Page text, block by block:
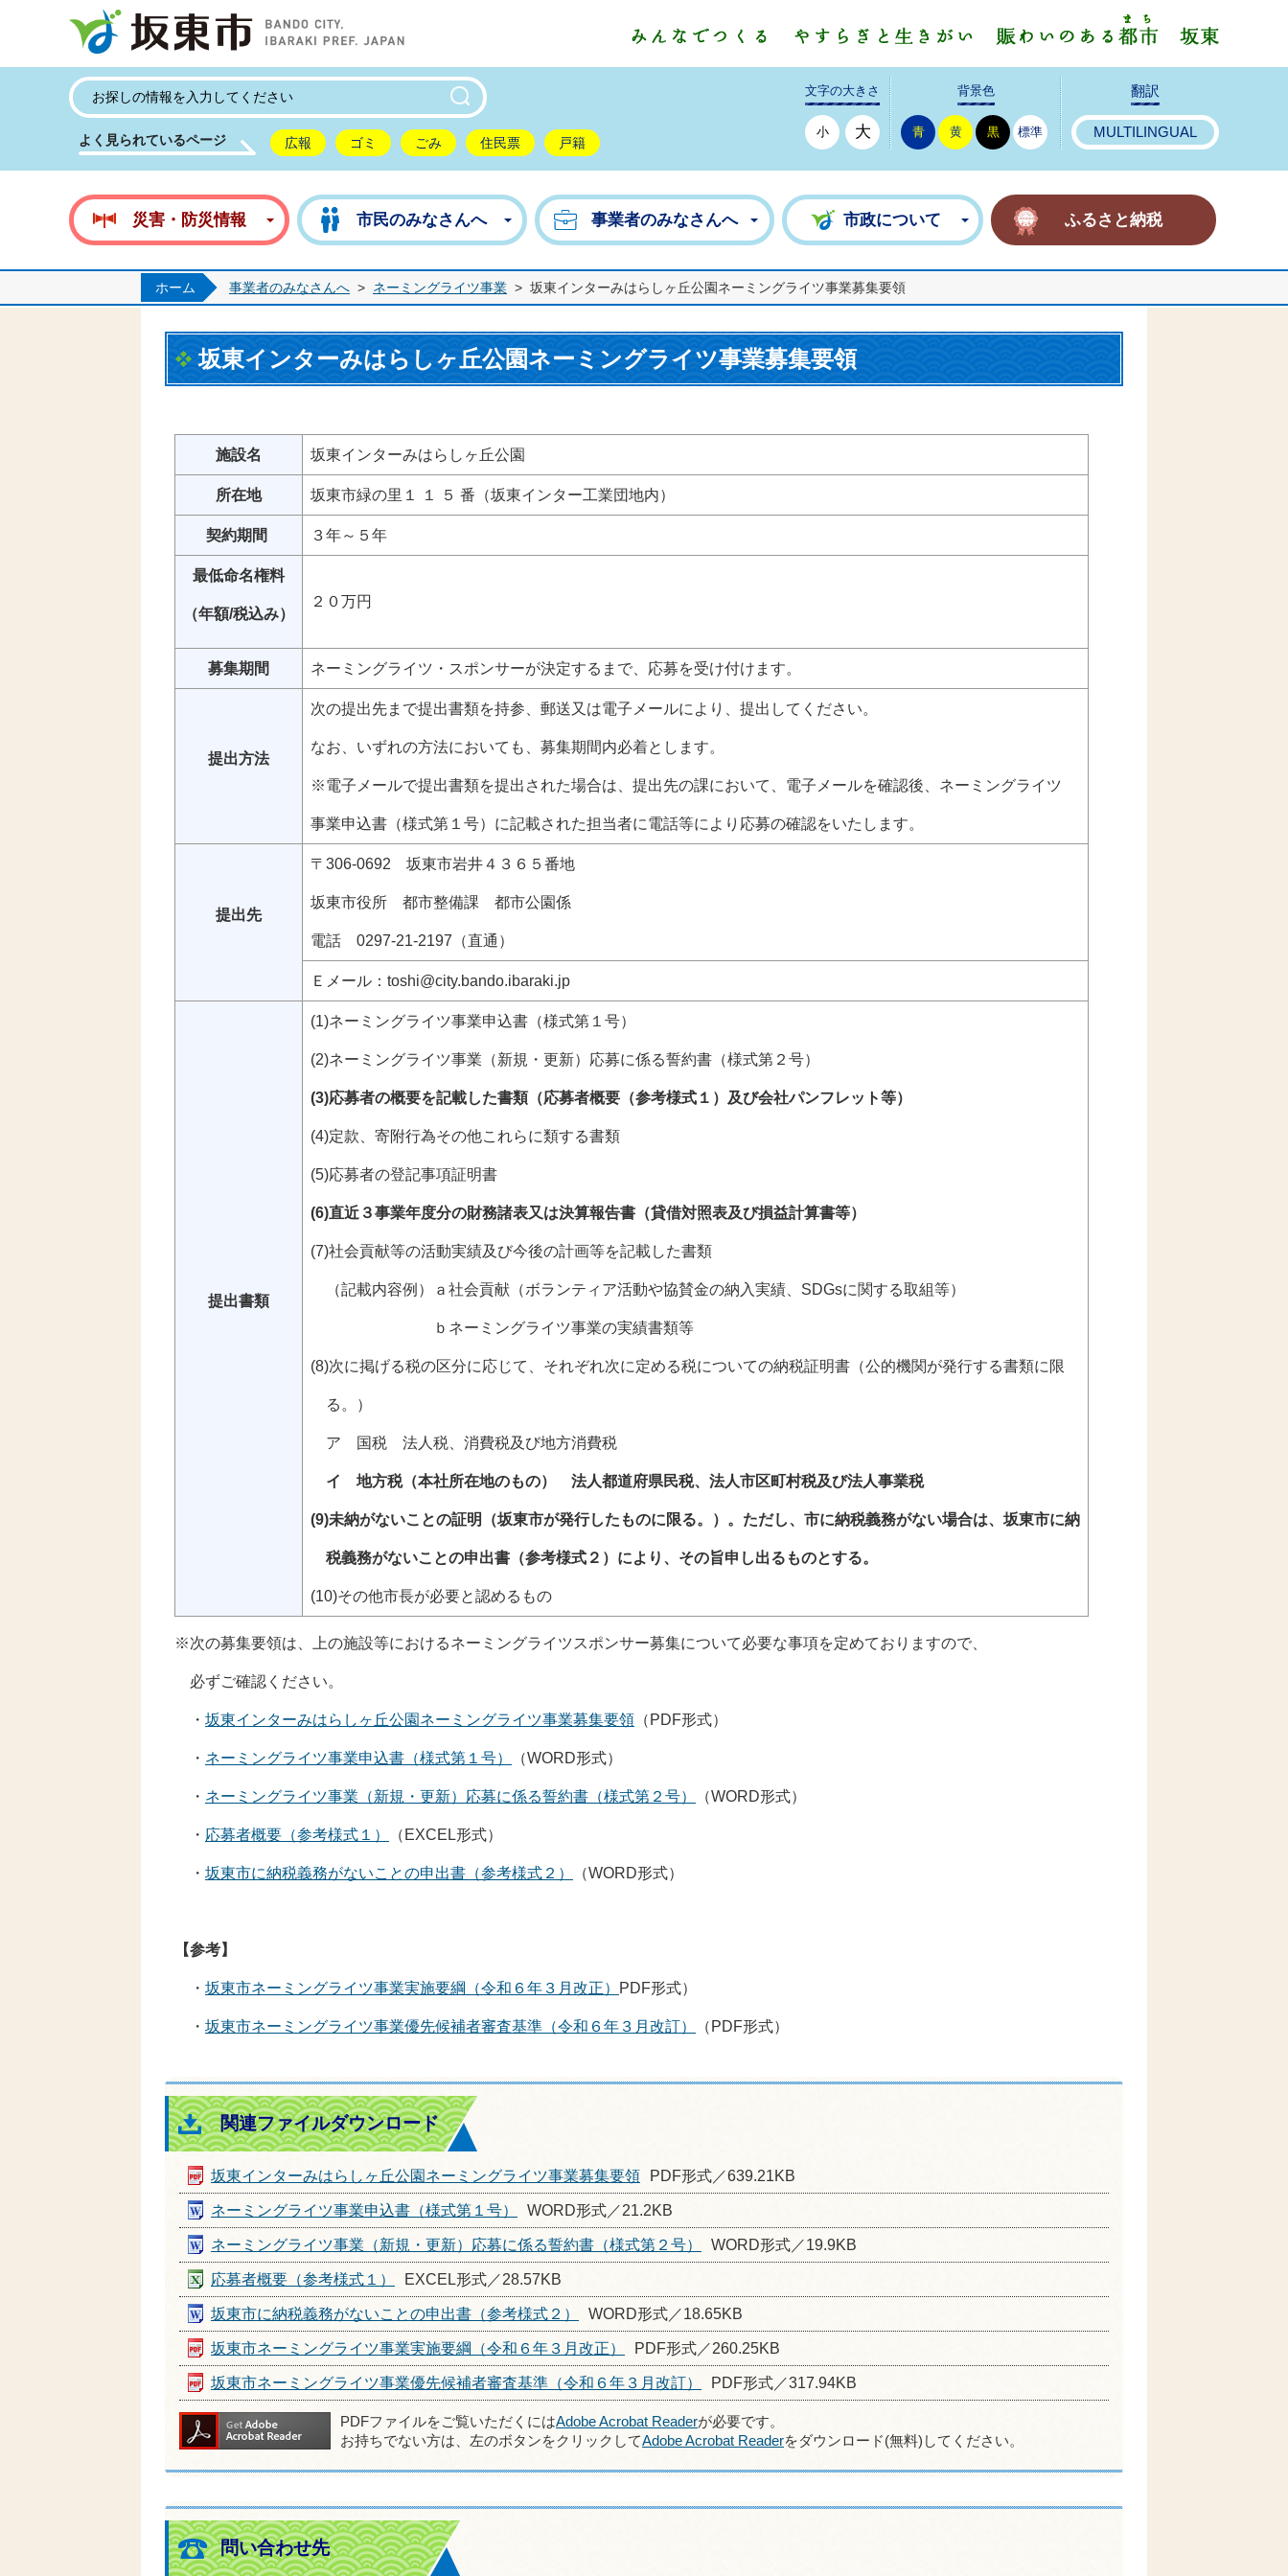
よく見られているページ 広報 ゴミ ごみ 住民票 戸籍
文字の大きさ
小 大
背景色
青 黄 黒 標準
翻訳
MULTILINGUAL
災害・防災情報 市民のみなさんへ 事業者のみなさんへ 市政について ふるさと納税
ホーム 事業者のみなさんへ > ネーミングライツ事業 > 坂東インターみはらしヶ丘公園ネーミングライツ事業募集要領
坂東インターみはらしヶ丘公園ネーミングライツ事業募集要領
施設名 坂東インターみはらしヶ丘公園
所在地 坂東市緑の里１ １ ５ 番（坂東インター工業団地内）
契約期間 ３年～５年
最低命名権料
（年額/税込み）
２０万円
募集期間 ネーミングライツ・スポンサーが決定するまで、応募を受け付けます。
提出方法
次の提出先まで提出書類を持参、郵送又は電子メールにより、提出してください。
なお、いずれの方法においても、募集期間内必着とします。
※電子メールで提出書類を提出された場合は、提出先の課において、電子メールを確認後、ネーミングライツ
事業申込書（様式第１号）に記載された担当者に電話等により応募の確認をいたします。
提出先
〒306-0692 坂東市岩井４３６５番地
坂東市役所 都市整備課 都市公園係
電話 0297-21-2197（直通）
Ｅメール：toshi@city.bando.ibaraki.jp
提出書類
(1)ネーミングライツ事業申込書（様式第１号）
(2)ネーミングライツ事業（新規・更新）応募に係る誓約書（様式第２号）
(3)応募者の概要を記載した書類（応募者概要（参考様式１）及び会社パンフレット等）
(4)定款、寄附行為その他これらに類する書類
(5)応募者の登記事項証明書
(6)直近３事業年度分の財務諸表又は決算報告書（貸借対照表及び損益計算書等）
(7)社会貢献等の活動実績及び今後の計画等を記載した書類
（記載内容例）ａ社会貢献（ボランティア活動や協賛金の納入実績、SDGsに関する取組等）
ｂネーミングライツ事業の実績書類等
(8)次に掲げる税の区分に応じて、それぞれ次に定める税についての納税証明書（公的機関が発行する書類に限
る。）
ア 国税 法人税、消費税及び地方消費税
イ 地方税（本社所在地のもの） 法人都道府県民税、法人市区町村税及び法人事業税
(9)未納がないことの証明（坂東市が発行したものに限る。）。ただし、市に納税義務がない場合は、坂東市に納
税義務がないことの申出書（参考様式２）により、その旨申し出るものとする。
(10)その他市長が必要と認めるもの
※次の募集要領は、上の施設等におけるネーミングライツスポンサー募集について必要な事項を定めておりますので、
必ずご確認ください。
・ 坂東インターみはらしヶ丘公園ネーミングライツ事業募集要領 （PDF形式）
・ ネーミングライツ事業申込書（様式第１号） （WORD形式）
・ ネーミングライツ事業（新規・更新）応募に係る誓約書（様式第２号） （WORD形式）
・ 応募者概要（参考様式１） （EXCEL形式）
・ 坂東市に納税義務がないことの申出書（参考様式２） （WORD形式）
【参考】
・ 坂東市ネーミングライツ事業実施要綱（令和６年３月改正） PDF形式）
・ 坂東市ネーミングライツ事業優先候補者審査基準（令和６年３月改訂） （PDF形式）
関連ファイルダウンロード
坂東インターみはらしヶ丘公園ネーミングライツ事業募集要領 PDF形式／639.21KB
ネーミングライツ事業申込書（様式第１号） WORD形式／21.2KB
ネーミングライツ事業（新規・更新）応募に係る誓約書（様式第２号） WORD形式／19.9KB
応募者概要（参考様式１） EXCEL形式／28.57KB
坂東市に納税義務がないことの申出書（参考様式２） WORD形式／18.65KB
坂東市ネーミングライツ事業実施要綱（令和６年３月改正） PDF形式／260.25KB
坂東市ネーミングライツ事業優先候補者審査基準（令和６年３月改訂） PDF形式／317.94KB
PDFファイルをご覧いただくにはAdobe Acrobat Readerが必要です。
お持ちでない方は、左のボタンをクリックしてAdobe Acrobat Readerをダウンロード(無料)してください。
問い合わせ先